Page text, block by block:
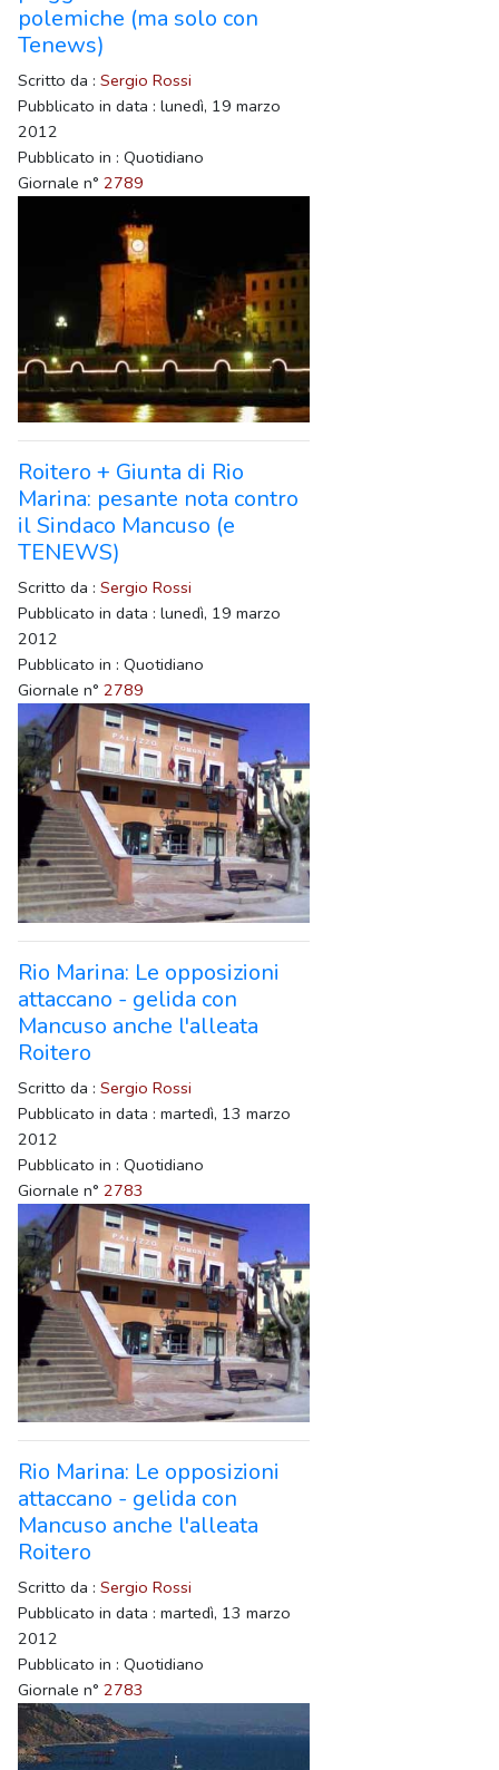
polemiche (ma solo con
Tenews)
Scritto da : Sergio Rossi
Pubblicato in data : lunedì, 19 marzo
2012
Pubblicato in : Quotidiano
Giornale n° 2789
Roitero + Giunta di Rio
Marina: pesante nota contro
il Sindaco Mancuso (e
TENEWS)
Scritto da : Sergio Rossi
Pubblicato in data : lunedì, 19 marzo
2012
Pubblicato in : Quotidiano
Giornale n° 2789
Rio Marina: Le opposizioni
attaccano - gelida con
Mancuso anche l'alleata
Roitero
Scritto da : Sergio Rossi
Pubblicato in data : martedì, 13 marzo
2012
Pubblicato in : Quotidiano
Giornale n° 2783
Rio Marina: Le opposizioni
attaccano - gelida con
Mancuso anche l'alleata
Roitero
Scritto da : Sergio Rossi
Pubblicato in data : martedì, 13 marzo
2012
Pubblicato in : Quotidiano
Giornale n° 2783